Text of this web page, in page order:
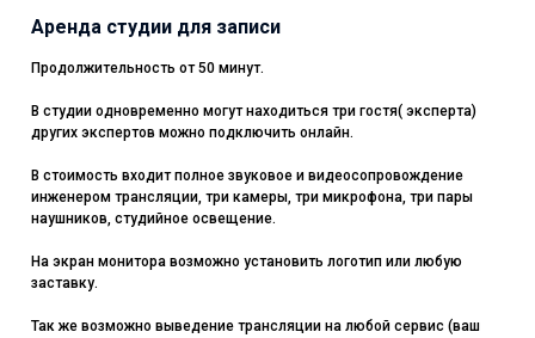
Аренда студии для записи
Продолжительность от 50 минут.
В студии одновременно могут находиться три гостя( эксперта)
других экспертов можно подключить онлайн.
В стоимость входит полное звуковое и видеосопровождение
инженером трансляции, три камеры, три микрофона, три пары
наушников, студийное освещение.
На экран монитора возможно установить логотип или любую
заставку.
Так же возможно выведение трансляции на любой сервис (ваш